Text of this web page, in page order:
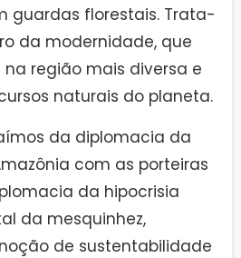
guardas florestais. Trata-
da modernidade, que
região mais diversa e
naturais do planeta.
da diplomacia da
com as porteiras
da hipocrisia
da mesquinhez,
de sustentabilidade